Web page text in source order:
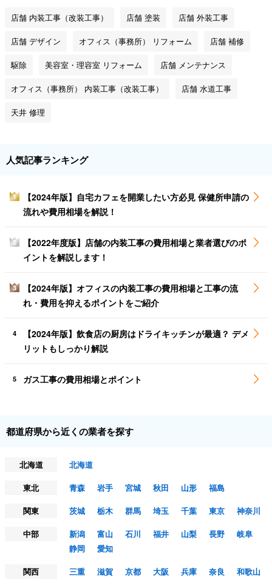
店舗 内装工事（改装工事） 店舗 塗装 店舗 外装工事
店舗 デザイン オフィス（事務所） リフォーム 店舗 補修
駆除 美容室・理容室 リフォーム 店舗 メンテナンス
オフィス（事務所） 内装工事（改装工事） 店舗 水道工事
天井 修理
人気記事ランキング
1
【2024年版】自宅カフェを開業したい方必見 保健所申請の
流れや費用相場を解説！
2
【2022年度版】店舗の内装工事の費用相場と業者選びのポ
イントを解説します！
3
【2024年版】オフィスの内装工事の費用相場と工事の流
れ・費用を抑えるポイントをご紹介
4
【2024年版】飲食店の厨房はドライキッチンが最適？ デメ
リットもしっかり解説
5 ガス工事の費用相場とポイント
都道府県から近くの業者を探す
北海道
北海道
東北
青森 岩手 宮城 秋田 山形
福島
関東
茨城 栃木 群馬 埼玉 千葉 東京
神奈川
中部
新潟 富山 石川 福井 山梨 長野
岐阜
静岡
愛知
関西
三重 滋賀 京都 大阪 兵庫 奈良
和歌山